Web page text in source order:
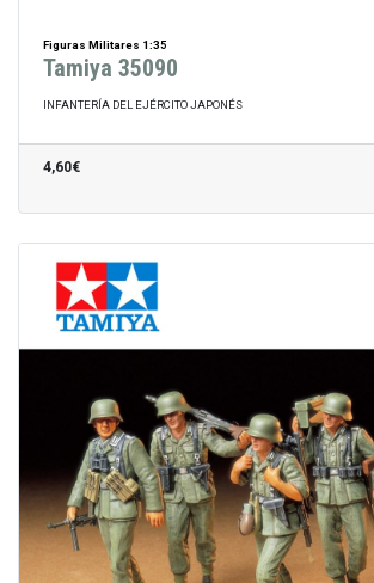
Figuras Militares 1:35
Tamiya 35090
INFANTERÍA DEL EJÉRCITO JAPONÉS
4,60€